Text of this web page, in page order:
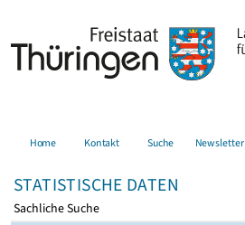
Home Kontakt Suche Newsletter
STATISTISCHE DATEN
Sachliche Suche